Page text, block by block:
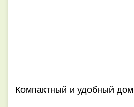
Компактный и удобный дом